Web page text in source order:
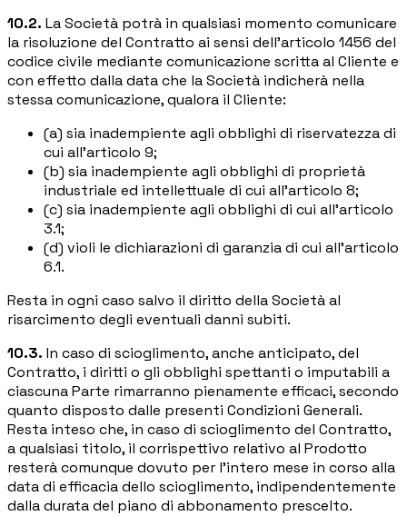
10.2. La Società potrà in qualsiasi momento comunicare
la risoluzione del Contratto ai sensi dell'articolo 1456 del
codice civile mediante comunicazione scritta al Cliente e
con effetto dalla data che la Società indicherà nella
stessa comunicazione, qualora il Cliente:
(a) sia inadempiente agli obblighi di riservatezza di
cui all'articolo 9;
(b) sia inadempiente agli obblighi di proprietà
industriale ed intellettuale di cui all'articolo 8;
(c) sia inadempiente agli obblighi di cui all'articolo
3.1;
(d) violi le dichiarazioni di garanzia di cui all'articolo
6.1.
Resta in ogni caso salvo il diritto della Società al
risarcimento degli eventuali danni subiti.
10.3. In caso di scioglimento, anche anticipato, del
Contratto, i diritti o gli obblighi spettanti o imputabili a
ciascuna Parte rimarranno pienamente efficaci, secondo
quanto disposto dalle presenti Condizioni Generali.
Resta inteso che, in caso di scioglimento del Contratto,
a qualsiasi titolo, il corrispettivo relativo al Prodotto
resterà comunque dovuto per l'intero mese in corso alla
data di efficacia dello scioglimento, indipendentemente
dalla durata del piano di abbonamento prescelto.